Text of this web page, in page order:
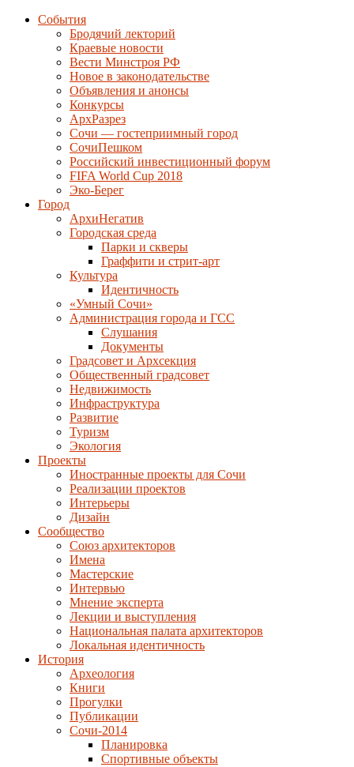
События
Бродячий лекторий
Краевые новости
Вести Минстроя РФ
Новое в законодательстве
Объявления и анонсы
Конкурсы
АрхРазрез
Сочи — гостеприимный город
СочиПешком
Российский инвестиционный форум
FIFA World Cup 2018
Эко-Берег
Город
АрхиНегатив
Городская среда
Парки и скверы
Граффити и стрит-арт
Культура
Идентичность
«Умный Сочи»
Администрация города и ГСС
Слушания
Документы
Градсовет и Архсекция
Общественный градсовет
Недвижимость
Инфраструктура
Развитие
Туризм
Экология
Проекты
Иностранные проекты для Сочи
Реализации проектов
Интерьеры
Дизайн
Сообщество
Союз архитекторов
Имена
Мастерские
Интервью
Мнение эксперта
Лекции и выступления
Национальная палата архитекторов
Локальная идентичность
История
Археология
Книги
Прогулки
Публикации
Сочи-2014
Планировка
Спортивные объекты